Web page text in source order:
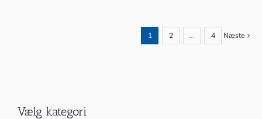
1 2 … 4 Næste
Vælg kategori